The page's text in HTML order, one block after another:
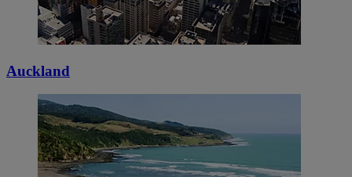
Auckland